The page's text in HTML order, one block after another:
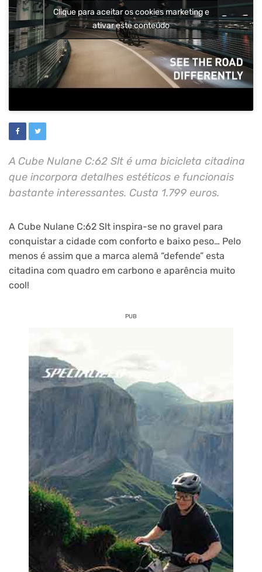
Clique para aceitar os cookies marketing e
ativar este conteúdo
A Cube Nulane C:62 Slt é uma bicicleta citadina
que incorpora detalhes estéticos e funcionais
bastante interessantes. Custa 1.799 euros.
A Cube Nulane C:62 Slt inspira-se no gravel para
conquistar a cidade com conforto e baixo peso… Pelo
menos é assim que a marca alemã “defende” esta
citadina com quadro em carbono e aparência muito
cool!
PUB